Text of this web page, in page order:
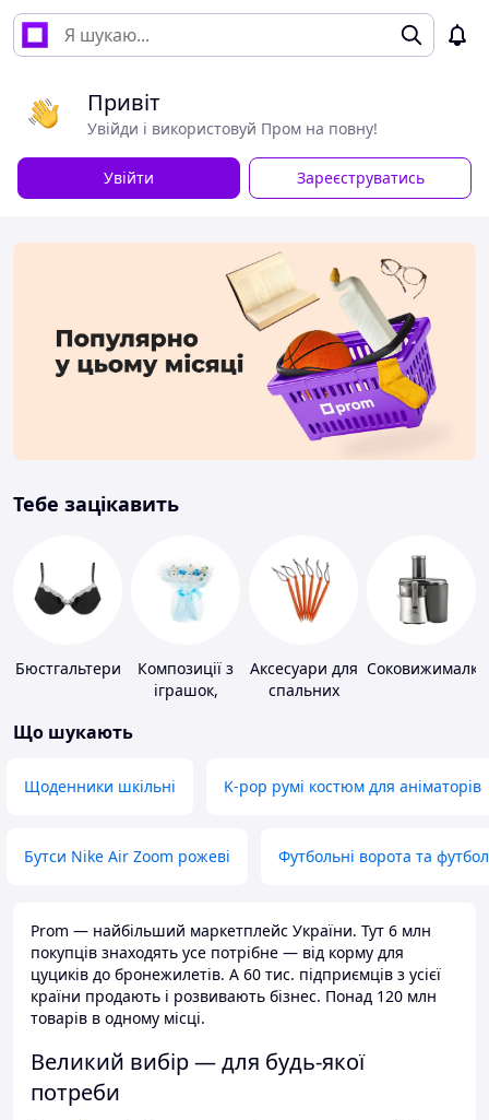
Привіт
Увійди і використовуй Пром на повну!
Увійти Зареєструватись
Тебе зацікавить
Бюстгальтери
Композиції з
іграшок,
Аксесуари для
спальних
Соковижималки
Що шукають
Щоденники шкільні K-pop румі костюм для аніматорів
Бутси Nike Air Zoom рожеві Футбольні ворота та
Prom — найбільший маркетплейс України. Тут 6 млн
покупців знаходять усе потрібне — від корму для
цуциків до бронежилетів. А 60 тис. підприємців з усієї
країни продають і розвивають бізнес. Понад 120 млн
товарів в одному місці.
Великий вибір — для будь-якої
потреби